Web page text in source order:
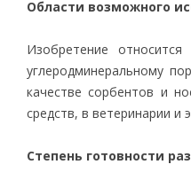
Области возможного
Изобретение
углеродминеральному
качестве сорбентов и
средств, в ветеринарии и
Степень готовности